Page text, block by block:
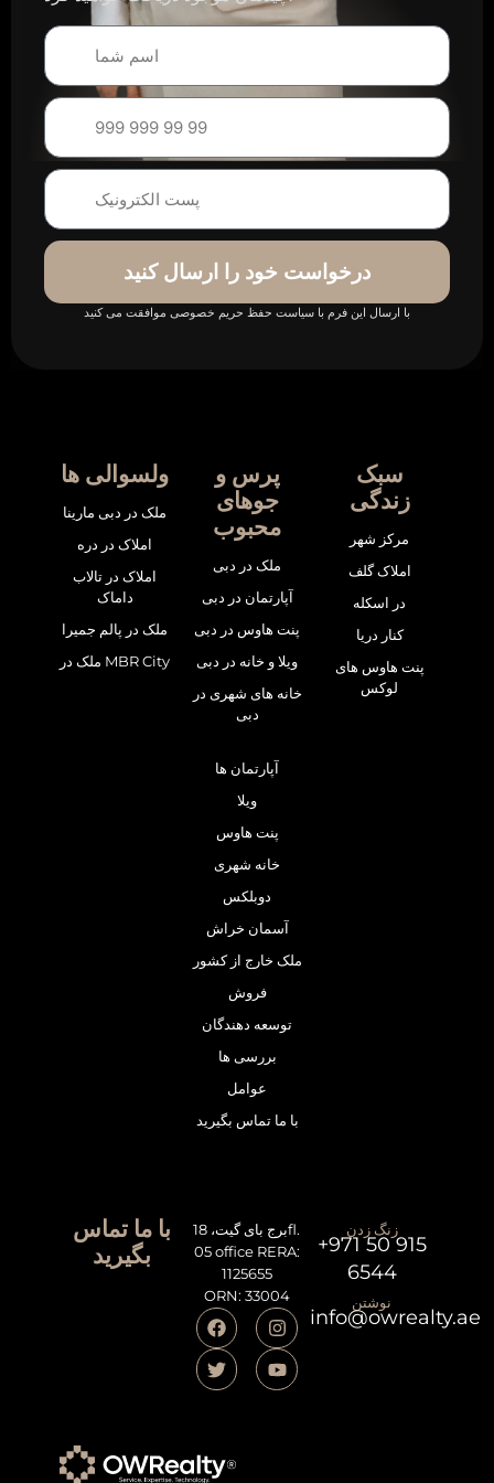
درخواست خود را ارسال کنید
با ارسال این فرم با سیاست حفظ حریم خصوصی موافقت می کنید
ولسوالی ها
ملک در دبی مارینا
املاک در دره
املاک در تالاب
داماک
ملک در پالم جمیرا
ملک در MBR City
پرس و
جوهای
محبوب
ملک در دبی
آپارتمان در دبی
پنت هاوس در دبی
ویلا و خانه در دبی
خانه های شهری در
دبی
سبک
زندگی
مرکز شهر
املاک گلف
در اسکله
کنار دریا
پنت هاوس های
لوکس
آپارتمان ها
ویلا
پنت هاوس
خانه شهری
دوبلکس
آسمان خراش
ملک خارج از کشور
فروش
توسعه دهندگان
بررسی ها
عوامل
با ما تماس بگیرید
با ما تماس
بگیرید
برج بای گیت، 18fl.
05 office RERA:
1125655
ORN: 33004
زنگ زدن
+971 50 915
6544
نوشتن
info@owrealty.ae